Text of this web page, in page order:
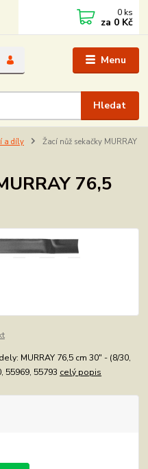
Menu
Hledat
0 ks
za 0 Kč
a díly
Žací nůž sekačky MURRAY
76,5
MURRAY 76,5 cm 30" - (8/30,
55969, 55793 celý popis